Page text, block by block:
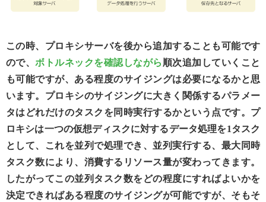
この時、プロキシサーバを後から追加することも可能です
ので、ボトルネックを確認しながら 順次追加していくこと
も可能ですが、ある程度のサイジングは必要になるかと思
います。プロキシのサイジングに大きく関係するパラメー
タはどれだけのタスクを同時実行するかという点です。プ
ロキシは一つの仮想ディスクに対するデータ処理を1タスク
として、これを並列で処理でき、並列実行する、最大同時
タスク数により、消費するリソース量が変わってきます。
したがってこの並列タスク数をどの程度にすればよいかを
決定できればある程度のサイジングが可能ですが、そもそ